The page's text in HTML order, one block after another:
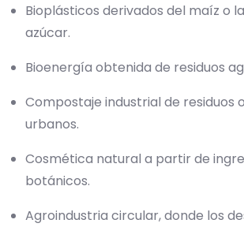
Bioplásticos derivados del maíz o
azúcar.
Bioenergía obtenida de residuos
Compostaje industrial de residuos
urbanos.
Cosmética natural a partir de
botánicos.
Agroindustria circular, donde los